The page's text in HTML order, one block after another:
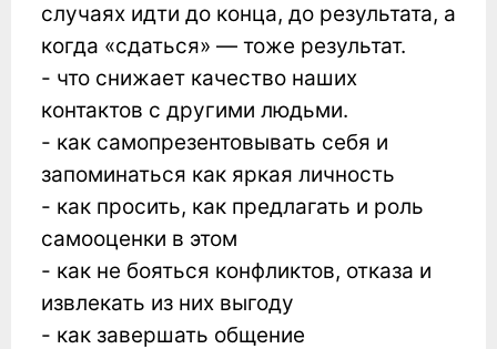
случаях идти до конца, до результата, а
когда «сдаться» — тоже результат.
- что снижает качество наших
контактов с другими людьми.
- как самопрезентовывать себя и
запоминаться как яркая личность
- как просить, как предлагать и роль
самооценки в этом
- как не бояться конфликтов, отказа и
извлекать из них выгоду
- как завершать общение